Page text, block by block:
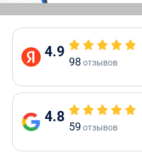
4.9
98 отзывов
4.8
59 отзывов